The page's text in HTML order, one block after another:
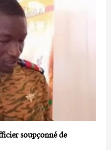
soupçonné de